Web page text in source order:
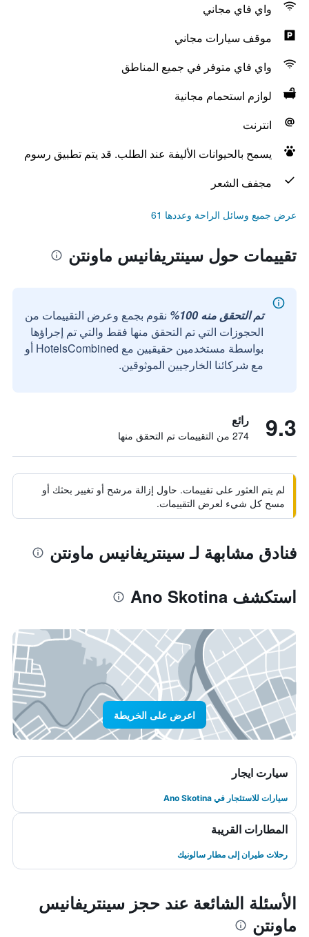
واي فاي مجاني
موقف سيارات مجاني
واي فاي متوفر في جميع المناطق
لوازم استحمام مجانية
انترنت
يسمح بالحيوانات الأليفة عند الطلب. قد يتم تطبيق رسوم
مجفف الشعر
عرض جميع وسائل الراحة وعددها 61
تقييمات حول سينتريفانيس ماونتن
تم التحقق منه 100%
نقوم بجمع وعرض التقييمات من
الحجوزات التي تم التحقق منها فقط والتي تم إجراؤها
بواسطة مستخدمين حقيقيين مع HotelsCombined أو
مع شركائنا الخارجيين الموثوقين.
9.3 رائع
274 من التقييمات تم التحقق منها
لم يتم العثور على تقييمات. حاول إزالة مرشح أو تغيير بحثك أو
مسح كل شيء لعرض التقييمات.
فنادق مشابهة لـ سينتريفانيس ماونتن
استكشف Ano Skotina
اعرض على الخريطة
سيارت ايجار
سيارات للاستئجار في Ano Skotina
المطارات القريبة
رحلات طيران إلى مطار سالونيك
الأسئلة الشائعة عند حجز سينتريفانيس
ماونتن